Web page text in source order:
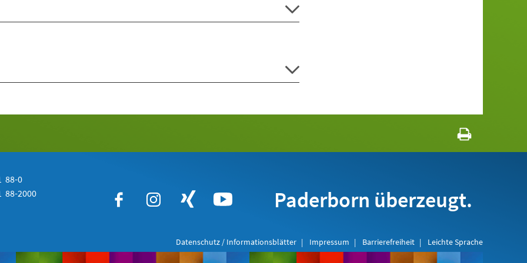
88-0
88-2000 Paderborn überzeugt.
Datenschutz / Informationsblätter Impressum Barrierefreiheit Leichte Sprache